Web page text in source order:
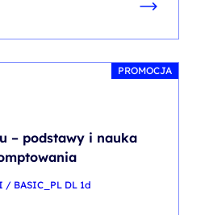
PROMOCJA
– podstawy i nauka
/ BASIC_PL DL 1d